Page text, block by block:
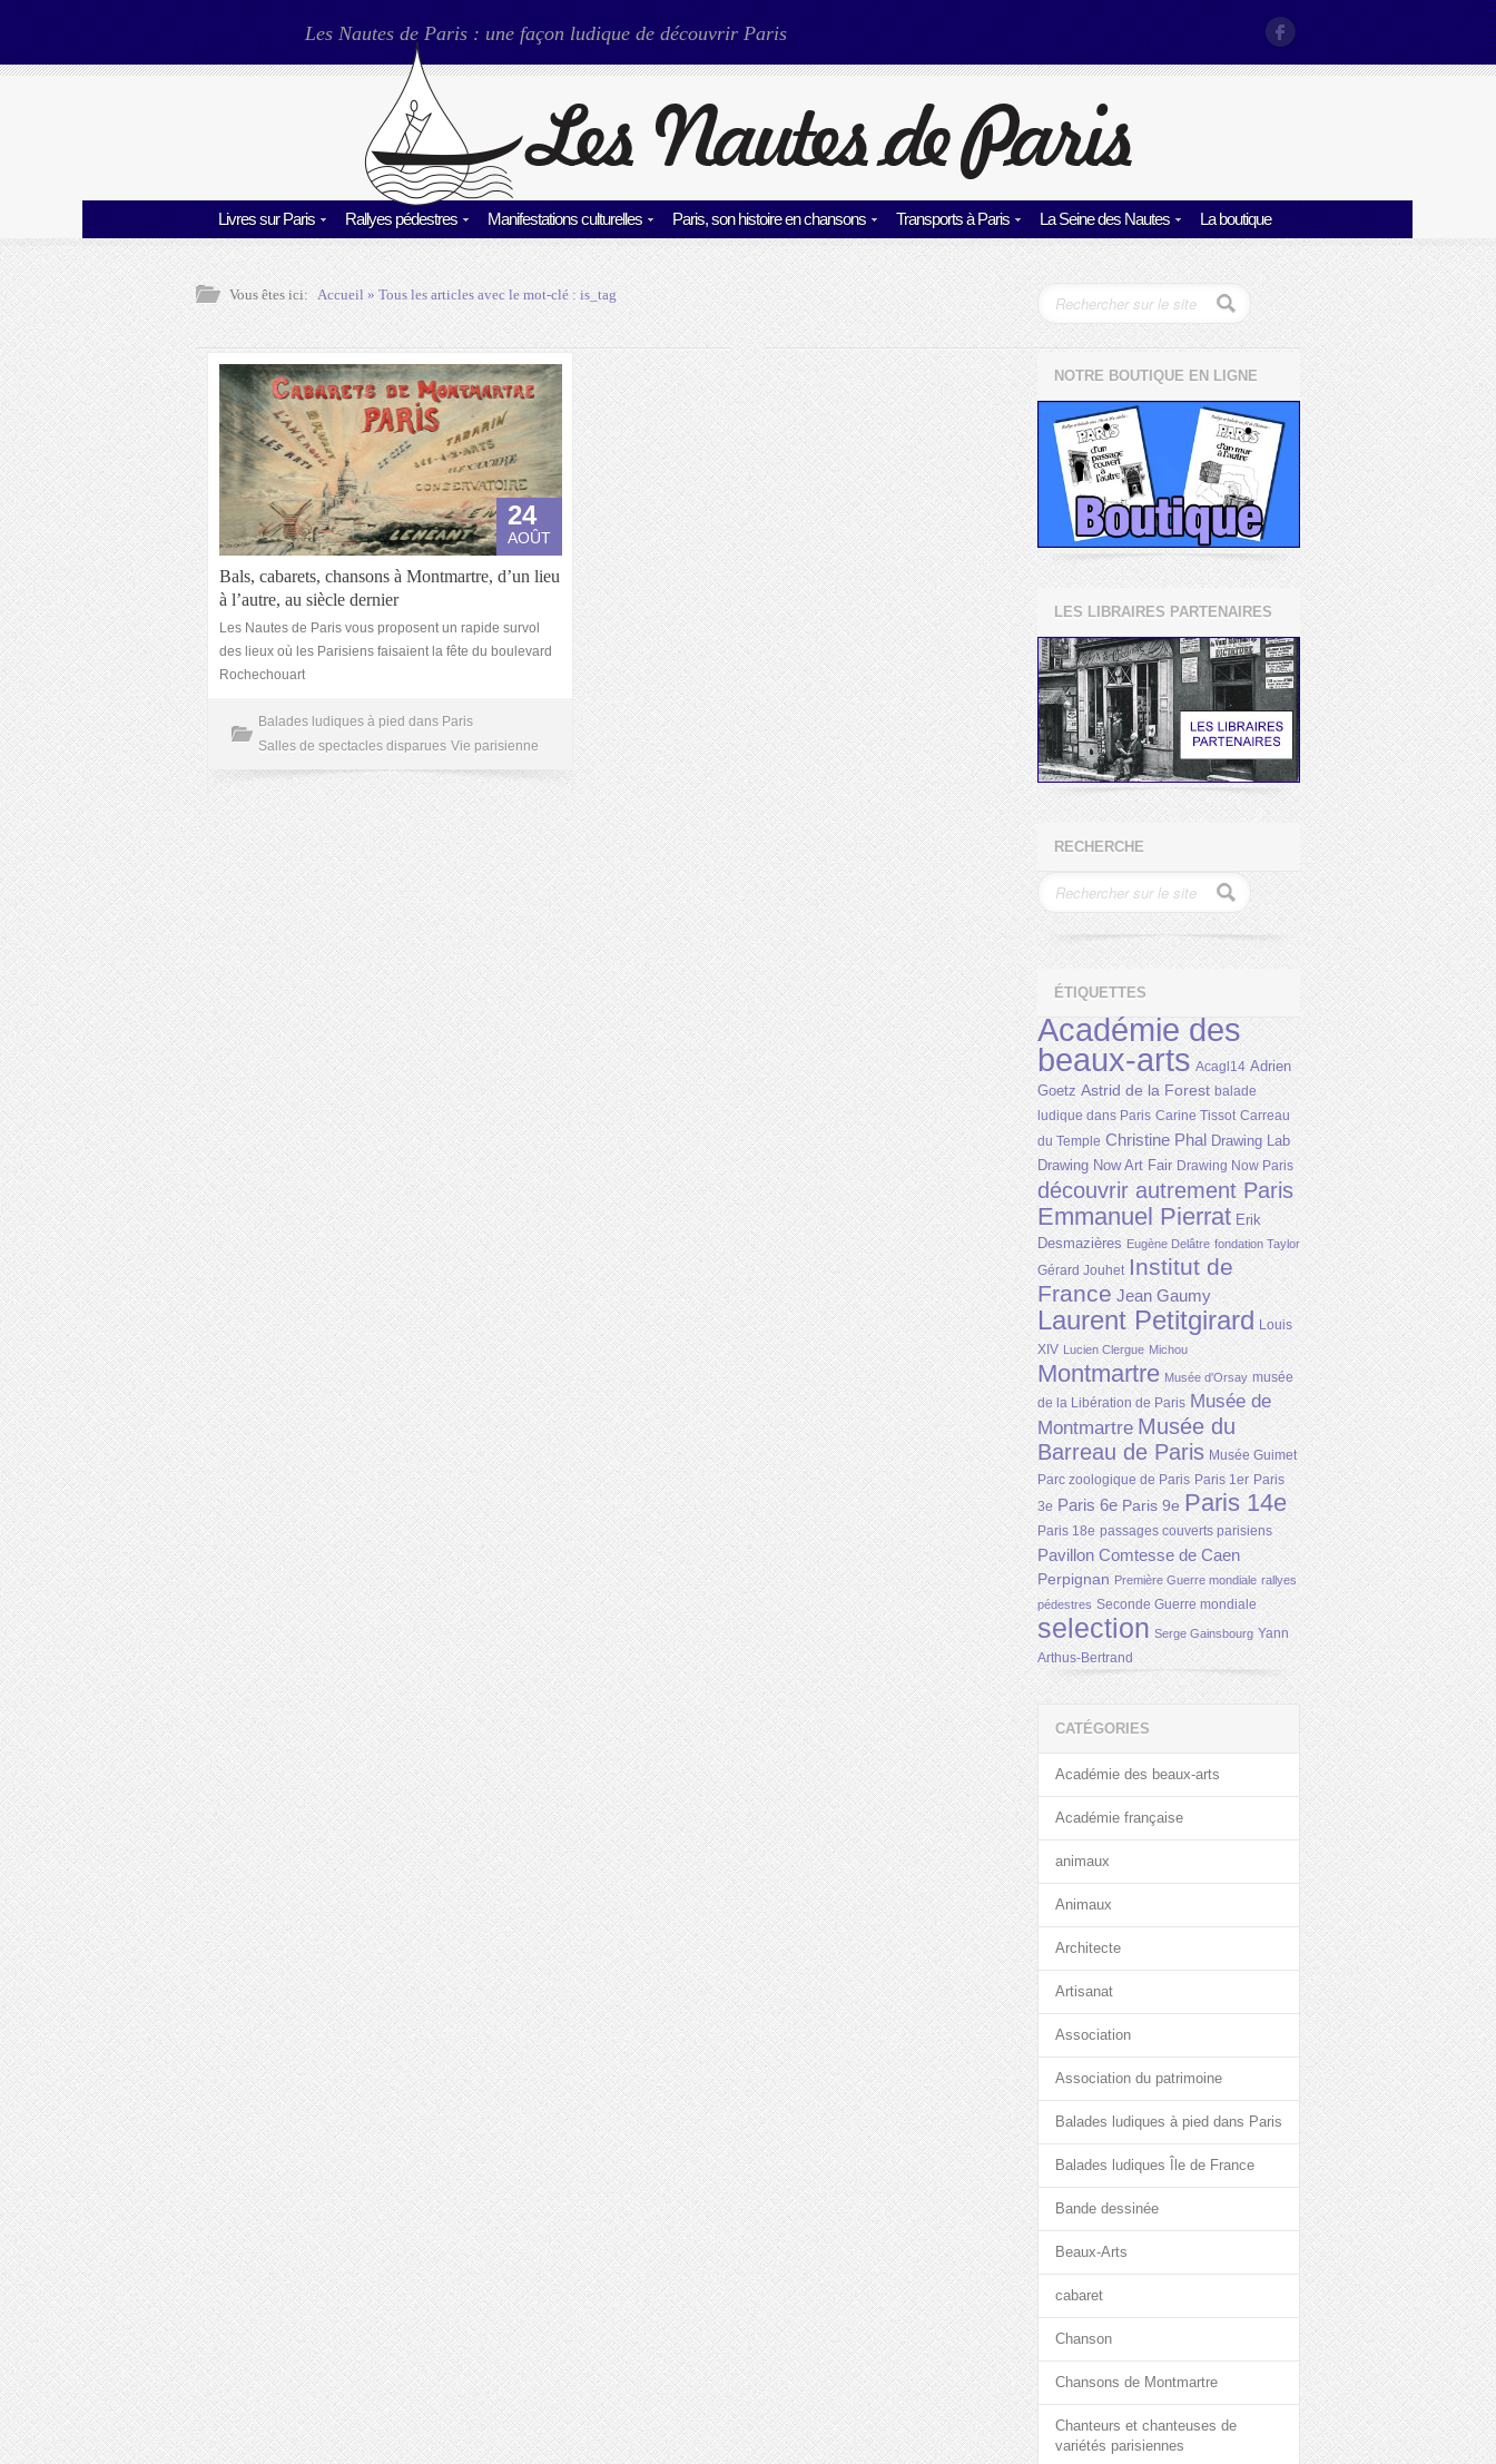
Les Nautes de Paris : une façon ludique de découvrir Paris
Livres sur Paris Rallyes pédestres Manifestations culturelles Paris, son histoire en chansons Transports à Paris La Seine des Nautes La boutique
Vous êtes ici: Accueil» Tous les articles avec le mot-clé :is_tag
24
AOÛT
Bals, cabarets, chansons à Montmartre, d’un lieu
à l’autre, au siècle dernier
Les Nautes de Paris vous proposent un rapide survol
des lieux où les Parisiens faisaient la fête du boulevard
Rochechouart
Balades ludiques à pied dans Paris
Salles de spectacles disparues Vie parisienne
NOTRE BOUTIQUE EN LIGNE
LES LIBRAIRES PARTENAIRES
RECHERCHE
ÉTIQUETTES
Académie des
beaux-arts Acagl14 Adrien
Goetz Astrid de la Forest balade
ludique dans Paris Carine Tissot Carreau
du Temple Christine Phal Drawing Lab
Drawing Now Art Fair Drawing Now Paris
découvrir autrement Paris
Emmanuel Pierrat Erik
Desmazières Eugène Delâtre fondation Taylor
Gérard Jouhet Institut de
France Jean Gaumy
Laurent Petitgirard Louis
XIV Lucien Clergue Michou
Montmartre Musée d'Orsay musée
de la Libération de Paris Musée de
Montmartre Musée du
Barreau de Paris Musée Guimet
Parc zoologique de Paris Paris 1er Paris
3e Paris 6e Paris 9e Paris 14e
Paris 18e passages couverts parisiens
Pavillon Comtesse de Caen
Perpignan Première Guerre mondiale rallyes
pédestres Seconde Guerre mondiale
selection Serge Gainsbourg Yann
Arthus-Bertrand
CATÉGORIES
Académie des beaux-arts
Académie française
animaux
Animaux
Architecte
Artisanat
Association
Association du patrimoine
Balades ludiques à pied dans Paris
Balades ludiques Île de France
Bande dessinée
Beaux-Arts
cabaret
Chanson
Chansons de Montmartre
Chanteurs et chanteuses de
variétés parisiennes